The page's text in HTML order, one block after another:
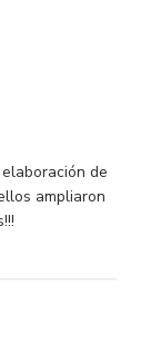
de
ampliaron
atención y